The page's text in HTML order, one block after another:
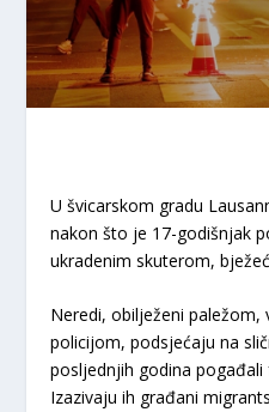
U švicarskom gradu
nakon što je 17-godišnjak
ukradenim skuterom,
Neredi, obilježeni
policijom, podsjećaju na
posljednjih godina pogađali
Izazivaju ih građani